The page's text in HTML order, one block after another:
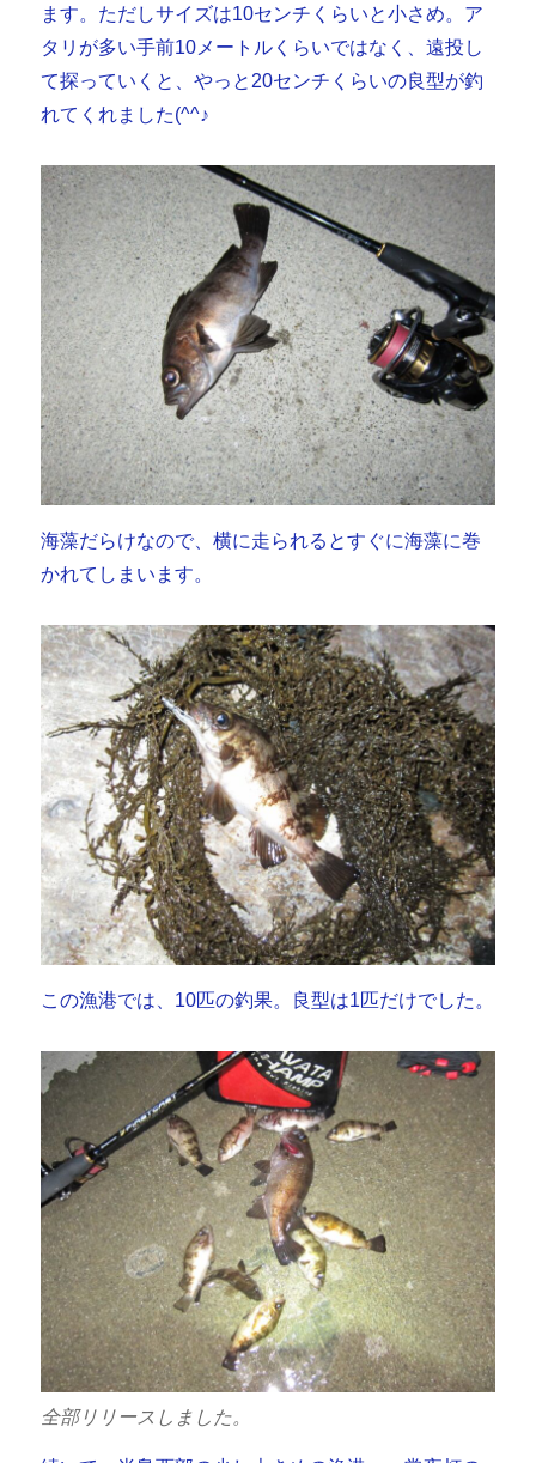
ます。ただしサイズは10センチくらいと小さめ。ア
タリが多い手前10メートルくらいではなく、遠投し
て探っていくと、やっと20センチくらいの良型が釣
れてくれました(^^♪
海藻だらけなので、横に走られるとすぐに海藻に巻
かれてしまいます。
この漁港では、10匹の釣果。良型は1匹だけでした。
全部リリースしました。